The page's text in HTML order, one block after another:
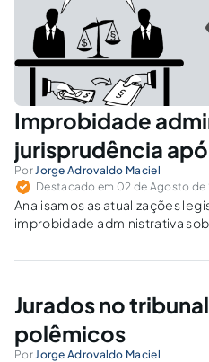
Improbidade
jurisprudência
Por Jorge Adrovaldo Maciel
Destacado em 02 de Agosto de
Analisamos as atualizações
improbidade administrativa
Jurados no
polêmicos
Por Jorge Adrovaldo Maciel